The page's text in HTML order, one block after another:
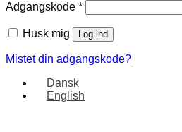
Adgangskode *
Husk mig Log ind
Mistet din adgangskode?
Dansk
English